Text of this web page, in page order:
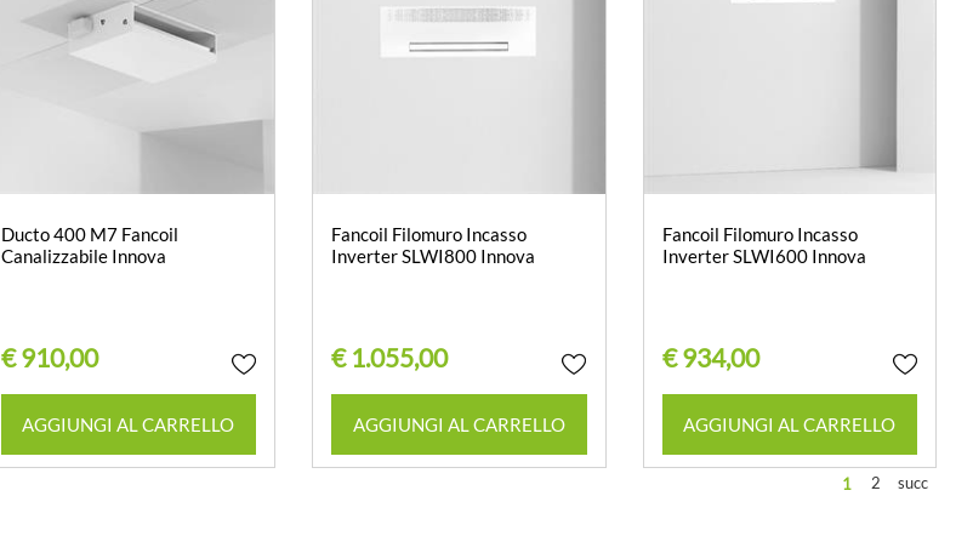
Ducto 400 M7 Fancoil
Canalizzabile Innova
€ 910,00
AGGIUNGI AL CARRELLO
Fancoil Filomuro Incasso
Inverter SLWI800 Innova
€ 1.055,00
AGGIUNGI AL CARRELLO
Fancoil Filomuro Incasso
Inverter SLWI600 Innova
€ 934,00
AGGIUNGI AL CARRELLO
1 2 succ